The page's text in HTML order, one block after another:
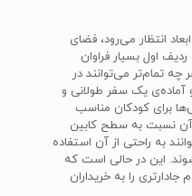
انتظار می‌رود، فضای
اول بسیار فراوان
چه تمام‌تر می‌توانند در
آماده‌ی یک سفر طولانی و
برای کودکان مناسب
آن نسبت به سطح کابین
به راحتی از آن استفاده
این در حالی است که
را به خریداران